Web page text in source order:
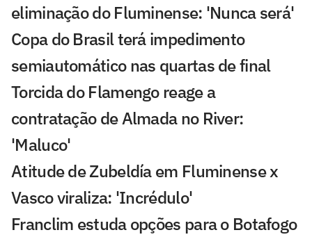
eliminação do Fluminense: 'Nunca será'
Copa do Brasil terá impedimento
semiautomático nas quartas de final
Torcida do Flamengo reage a
contratação de Almada no River:
'Maluco'
Atitude de Zubeldía em Fluminense x
Vasco viraliza: 'Incrédulo'
Franclim estuda opções para o Botafogo